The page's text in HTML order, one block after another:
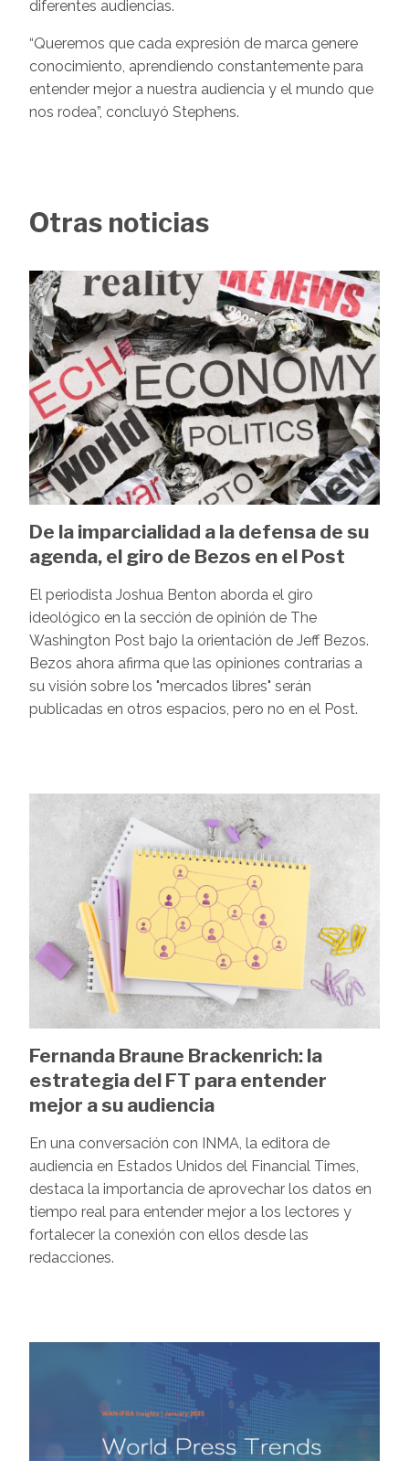
diferentes audiencias.
“Queremos que cada expresión de marca genere
conocimiento, aprendiendo constantemente para
entender mejor a nuestra audiencia y el mundo que
nos rodea”, concluyó Stephens.
Otras noticias
Image
De la imparcialidad a la defensa de su
agenda, el giro de Bezos en el Post
El periodista Joshua Benton aborda el giro
ideológico en la sección de opinión de The
Washington Post bajo la orientación de Jeff Bezos.
Bezos ahora afirma que las opiniones contrarias a
su visión sobre los "mercados libres" serán
publicadas en otros espacios, pero no en el Post.
Fernanda Braune Brackenrich: la
estrategia del FT para entender
mejor a su audiencia
En una conversación con INMA, la editora de
audiencia en Estados Unidos del Financial Times,
destaca la importancia de aprovechar los datos en
tiempo real para entender mejor a los lectores y
fortalecer la conexión con ellos desde las
redacciones.